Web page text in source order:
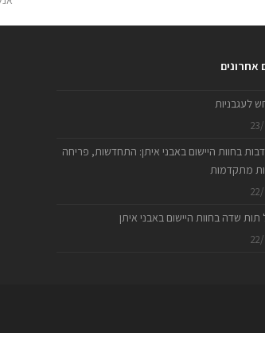
אחרונים
לעגבניות
בחוות היישום באבני איתן: התחדשות, פריחה
מתקדמות
תות שדה בחוות היישום באבני איתן